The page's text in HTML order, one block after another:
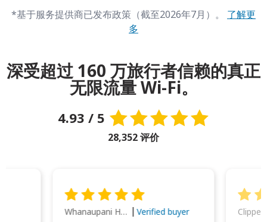
*基于服务提供商已发布政策（截至2026年7月）。 了解更
多
深受超过 160 万旅行者信赖的真正
无限流量 Wi-Fi。
4.93 / 5
28,352 评价
Whanaupani Henry Joseph Macown Verified buyer